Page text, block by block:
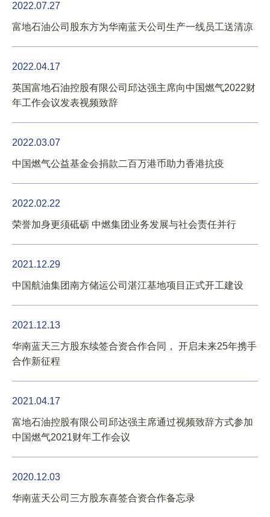
2022.07.27
富地石油公司股东方为华南蓝天公司生产一线员工送清凉
2022.04.17
英国富地石油控股有限公司邱达强主席向中国燃气2022财
年工作会议发表视频致辞
2022.03.07
中国燃气公益基金会捐款二百万港币助力香港抗疫
2022.02.22
荣誉加身更须砥砺 中燃集团业务发展与社会责任并行
2021.12.29
中国航油集团南方储运公司湛江基地项目正式开工建设
2021.12.13
华南蓝天三方股东续签合资合作合同， 开启未来25年携手
合作新征程
2021.04.17
富地石油控股有限公司邱达强主席通过视频致辞方式参加
中国燃气2021财年工作会议
2020.12.03
华南蓝天公司三方股东喜签合资合作备忘录